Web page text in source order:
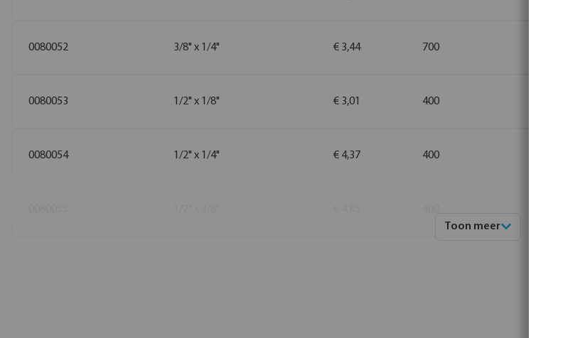
0080052 3/8" x 1/4" € 3,44 700
0080053 1/2" x 1/8" € 3,01 400
0080054 1/2" x 1/4" € 4,37 400
Toon meer